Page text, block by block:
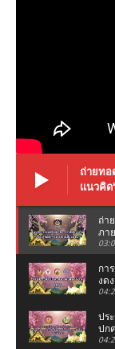
ถ่ายทอ
แนวคิด
ถ่า
ภา
กา
งด
น่า
ปร
ปก
น่า